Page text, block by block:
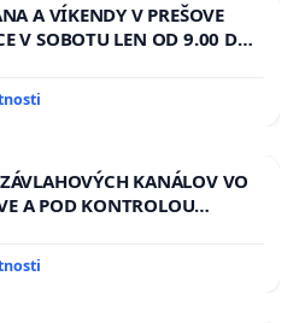
A VÍKENDY V PREŠOVE
V SOBOTU LEN OD 9.00 DO
TÝŽDEŇ CIEĽ 8.00 – 18.00
KANÁLOV VO
A POD KONTROLOU
& žiadosť na riešenie